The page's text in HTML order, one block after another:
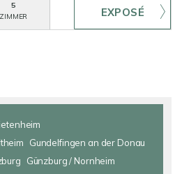
5
ZIMMER
Gundelfingen an der Donau
Günzburg / Nornheim